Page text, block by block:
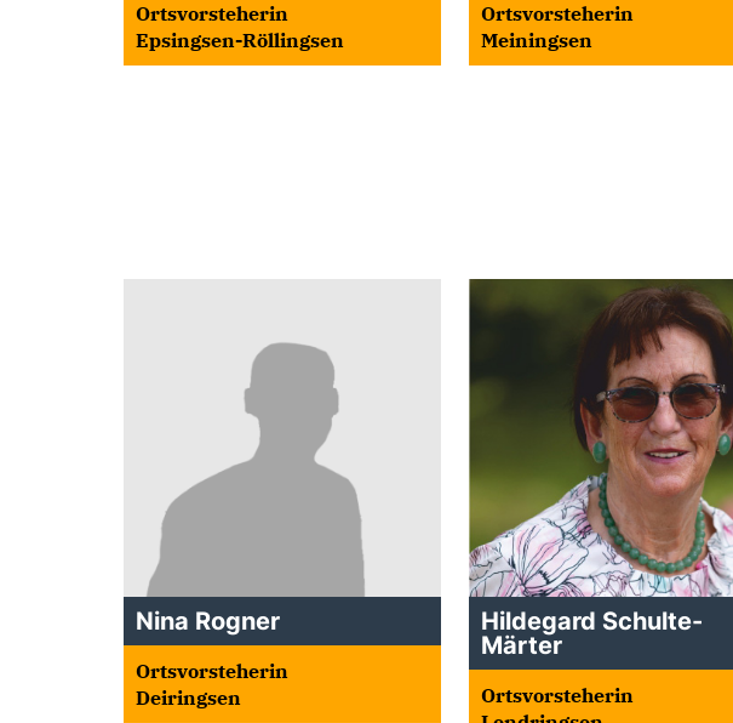
Ortsvorsteherin
Epsingsen-Röllingsen
Ortsvorsteherin
Meiningsen
Nina Rogner
Ortsvorsteherin
Deiringsen
Hildegard Schulte-
Märter
Ortsvorsteherin